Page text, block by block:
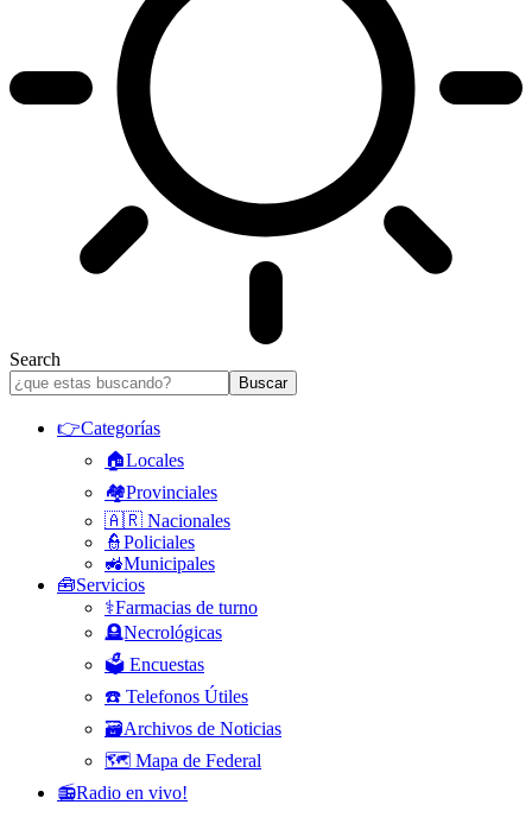
Search
👉Categorías
🏠Locales
🏘️Provinciales
🇦🇷 Nacionales
👮Policiales
🚜Municipales
🧰Servicios
⚕️Farmacias de turno
🪦Necrológicas
🗳️ Encuestas
☎️ Telefonos Útiles
🗃️Archivos de Noticias
🗺️ Mapa de Federal
📻Radio en vivo!